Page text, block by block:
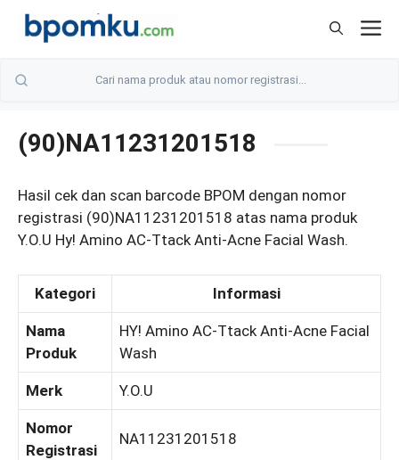
Skip
(90)NA11231201518
Hasil cek dan scan barcode BPOM dengan nomor
registrasi (90)NA11231201518 atas nama produk
Y.O.U Hy! Amino AC-Ttack Anti-Acne Facial Wash.
Kategori Informasi
Nama
Produk
HY! Amino AC-Ttack Anti-Acne Facial
Wash
Merk Y.O.U
Nomor
Registrasi
NA11231201518